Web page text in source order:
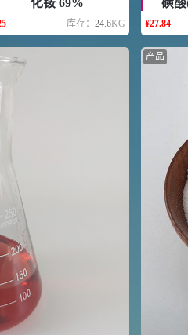
化铵 69%
库存： 24.6KG
磺
¥27.84
产品
加剂原料
长调节剂
胺 98% NMA